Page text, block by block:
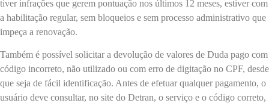
tiver infrações que gerem pontuação nos últimos 12 meses, estiver com
a habilitação regular, sem bloqueios e sem processo administrativo que
impeça a renovação.
Também é possível solicitar a devolução de valores de Duda pago com
código incorreto, não utilizado ou com erro de digitação no CPF, desde
que seja de fácil identificação. Antes de efetuar qualquer pagamento, o
usuário deve consultar, no site do Detran, o serviço e o código correto,